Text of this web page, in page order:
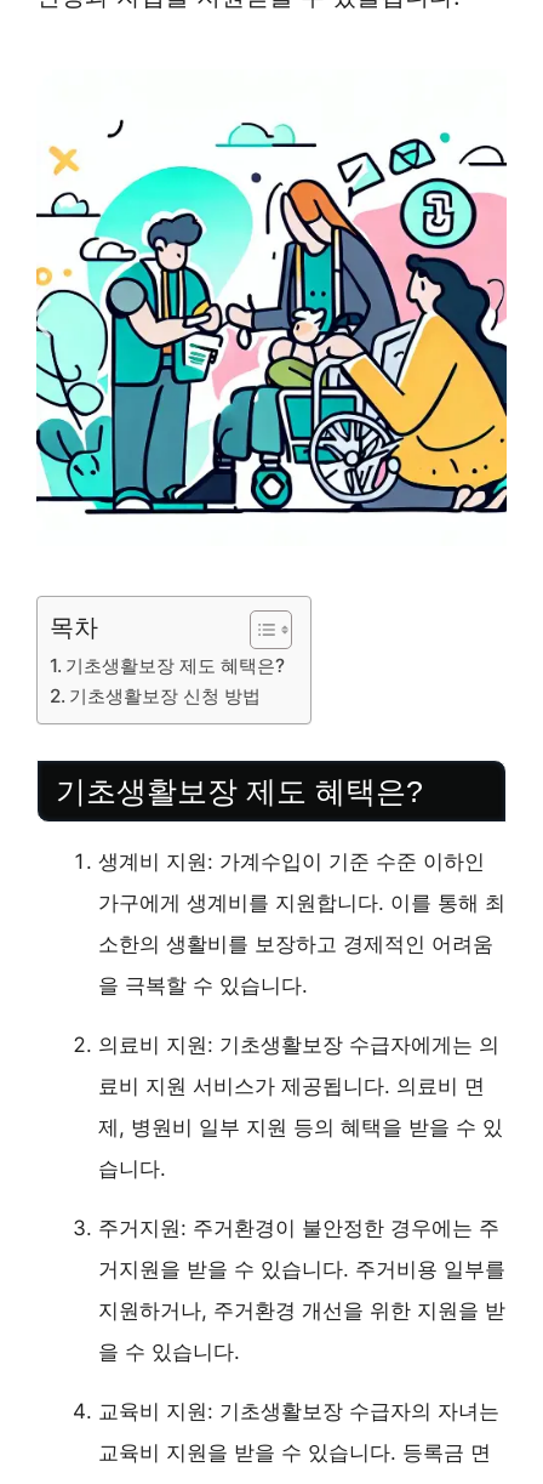
목차
기초생활보장 제도 혜택은?
기초생활보장 신청 방법
기초생활보장 제도 혜택은?
생계비 지원: 가계수입이 기준 수준 이하인
가구에게 생계비를 지원합니다. 이를 통해 최
소한의 생활비를 보장하고 경제적인 어려움
을 극복할 수 있습니다.
의료비 지원: 기초생활보장 수급자에게는 의
료비 지원 서비스가 제공됩니다. 의료비 면
제, 병원비 일부 지원 등의 혜택을 받을 수 있
습니다.
주거지원: 주거환경이 불안정한 경우에는 주
거지원을 받을 수 있습니다. 주거비용 일부를
지원하거나, 주거환경 개선을 위한 지원을 받
을 수 있습니다.
교육비 지원: 기초생활보장 수급자의 자녀는
교육비 지원을 받을 수 있습니다. 등록금 면